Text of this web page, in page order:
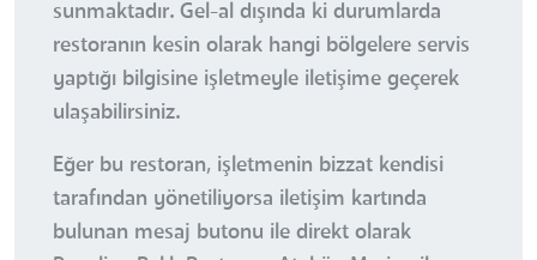
sunmaktadır. Gel-al dışında ki durumlarda
restoranın kesin olarak hangi bölgelere servis
yaptığı bilgisine işletmeyle iletişime geçerek
ulaşabilirsiniz.
Eğer bu restoran, işletmenin bizzat kendisi
tarafından yönetiliyorsa iletişim kartında
bulunan mesaj butonu ile direkt olarak